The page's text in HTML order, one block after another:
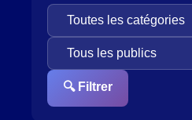
🔍 Filtrer